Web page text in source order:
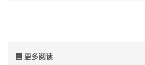
更多阅读